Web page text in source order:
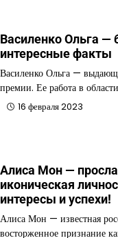
Василенко Ольга —
интересные факты
Василенко Ольга —
премии. Ее работа в
16 февраля 2023
Алиса Мон —
иконическая
интересы и успехи!
Алиса Мон — известная
восторженное признание